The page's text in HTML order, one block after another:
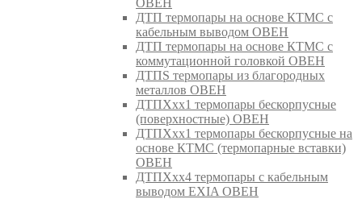
ОВЕН
ДТП термопары на основе КТМС с
кабельным выводом ОВЕН
ДТП термопары на основе КТМС с
коммутационной головкой ОВЕН
ДТПS термопары из благородных
металлов ОВЕН
ДТПХхх1 термопары бескорпусные
(поверхностные) ОВЕН
ДТПХхх1 термопары бескорпусные на
основе КТМС (термопарные вставки)
ОВЕН
ДТПХхх4 термопары с кабельным
выводом EXIA ОВЕН